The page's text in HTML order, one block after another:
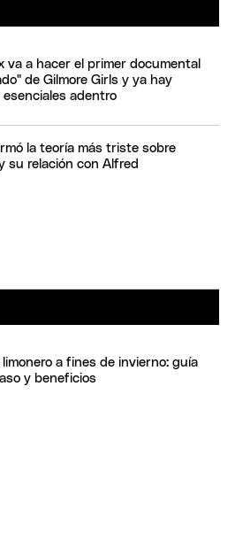
va a hacer el primer documental
de Gilmore Girls y ya hay
esenciales adentro
la teoría más triste sobre
su relación con Alfred
limonero a fines de invierno: guía
y beneficios